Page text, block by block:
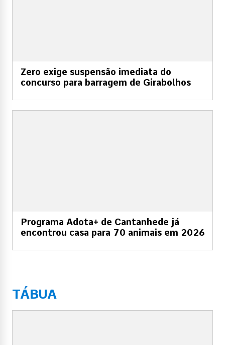
Zero exige suspensão imediata do
concurso para barragem de Girabolhos
Programa Adota+ de Cantanhede já
encontrou casa para 70 animais em 2026
TÁBUA